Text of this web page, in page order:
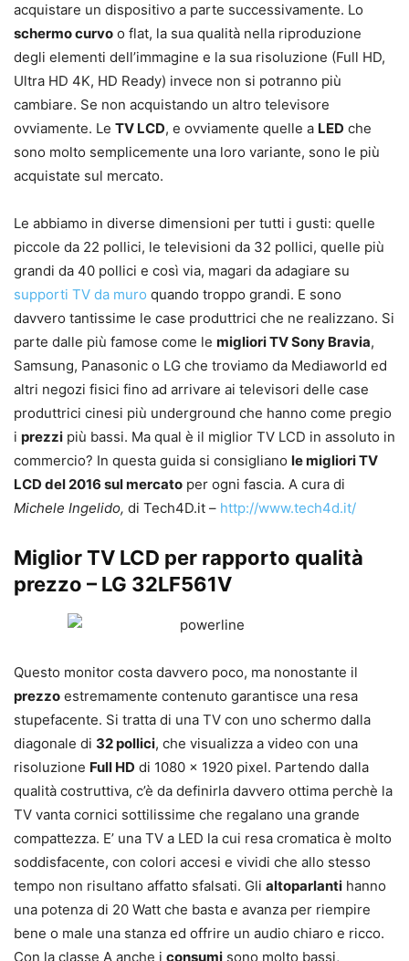
acquistare un dispositivo a parte successivamente. Lo
schermo curvo o flat, la sua qualità nella riproduzione
degli elementi dell’immagine e la sua risoluzione (Full HD,
Ultra HD 4K, HD Ready) invece non si potranno più
cambiare. Se non acquistando un altro televisore
ovviamente. Le TV LCD, e ovviamente quelle a LED che
sono molto semplicemente una loro variante, sono le più
acquistate sul mercato.
Le abbiamo in diverse dimensioni per tutti i gusti: quelle
piccole da 22 pollici, le televisioni da 32 pollici, quelle più
grandi da 40 pollici e così via, magari da adagiare su
supporti TV da muro quando troppo grandi. E sono
davvero tantissime le case produttrici che ne realizzano. Si
parte dalle più famose come le migliori TV Sony Bravia,
Samsung, Panasonic o LG che troviamo da Mediaworld ed
altri negozi fisici fino ad arrivare ai televisori delle case
produttrici cinesi più underground che hanno come pregio
i prezzi più bassi. Ma qual è il miglior TV LCD in assoluto in
commercio? In questa guida si consigliano le migliori TV
LCD del 2016 sul mercato per ogni fascia. A cura di
Michele Ingelido, di Tech4D.it – http://www.tech4d.it/
Miglior TV LCD per rapporto qualità
prezzo – LG 32LF561V
Questo monitor costa davvero poco, ma nonostante il
prezzo estremamente contenuto garantisce una resa
stupefacente. Si tratta di una TV con uno schermo dalla
diagonale di 32 pollici, che visualizza a video con una
risoluzione Full HD di 1080 x 1920 pixel. Partendo dalla
qualità costruttiva, c’è da definirla davvero ottima perchè la
TV vanta cornici sottilissime che regalano una grande
compattezza. E’ una TV a LED la cui resa cromatica è molto
soddisfacente, con colori accesi e vividi che allo stesso
tempo non risultano affatto sfalsati. Gli altoparlanti hanno
una potenza di 20 Watt che basta e avanza per riempire
bene o male una stanza ed offrire un audio chiaro e ricco.
Con la classe A anche i consumi sono molto bassi,